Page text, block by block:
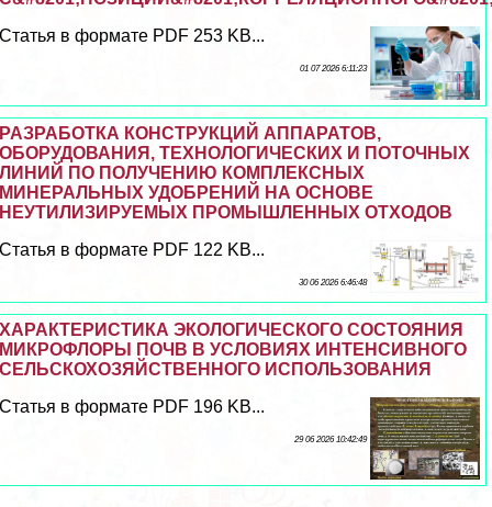
Статья в формате PDF 253 KB...
01 07 2026 6:11:23
РАЗРАБОТКА КОНСТРУКЦИЙ АППАРАТОВ,
ОБОРУДОВАНИЯ, ТЕХНОЛОГИЧЕСКИХ И ПОТОЧНЫХ
ЛИНИЙ ПО ПОЛУЧЕНИЮ КОМПЛЕКСНЫХ
МИНЕРАЛЬНЫХ УДОБРЕНИЙ НА ОСНОВЕ
НЕУТИЛИЗИРУЕМЫХ ПРОМЫШЛЕННЫХ ОТХОДОВ
Статья в формате PDF 122 KB...
30 06 2026 6:46:48
ХАРАКТЕРИСТИКА ЭКОЛОГИЧЕСКОГО СОСТОЯНИЯ
МИКРОФЛОРЫ ПОЧВ В УСЛОВИЯХ ИНТЕНСИВНОГО
СЕЛЬСКОХОЗЯЙСТВЕННОГО ИСПОЛЬЗОВАНИЯ
Статья в формате PDF 196 KB...
29 06 2026 10:42:49